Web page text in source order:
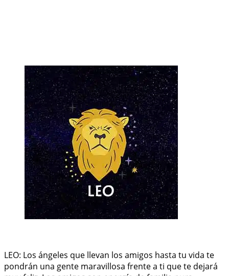
LEO: Los ángeles que llevan los amigos hasta tu vida te
pondrán una gente maravillosa frente a ti que te dejará